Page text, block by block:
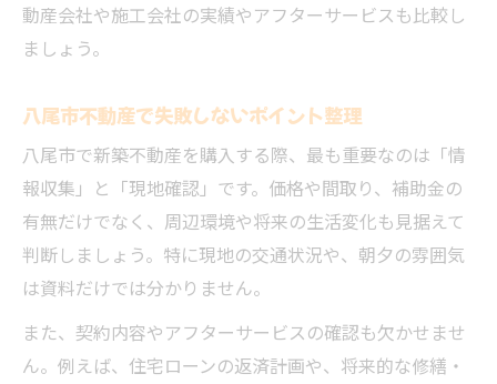
動産会社や施工会社の実績やアフターサービスも比較し
ましょう。
八尾市不動産で失敗しないポイント整理
八尾市で新築不動産を購入する際、最も重要なのは「情
報収集」と「現地確認」です。価格や間取り、補助金の
有無だけでなく、周辺環境や将来の生活変化も見据えて
判断しましょう。特に現地の交通状況や、朝夕の雰囲気
は資料だけでは分かりません。
また、契約内容やアフターサービスの確認も欠かせませ
ん。例えば、住宅ローンの返済計画や、将来的な修繕・